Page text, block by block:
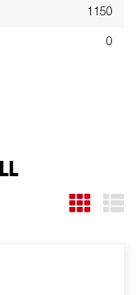
1150
0